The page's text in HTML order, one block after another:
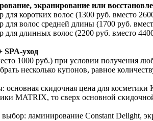
экранирование или
коротких волос (1300 руб. вместо
волос средней длины (1700 руб.
длинных волос (2200 руб. вместо
уход
1000 руб.) при условии получения
несколько купонов, равное
скидочная цена для
MATRIX, то сверх основной
ламинирование Constant Delight,